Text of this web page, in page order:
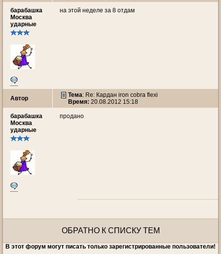
барабашка
Москва
ударные
на этой неделе за 8 отдам
Автор Тема: Re: Кардан iron cobra flexi
Время: 20.08.2012 15:18
барабашка
Москва
ударные
продано
ОБРАТНО К СПИСКУ ТЕМ
В этот форум могут писать только зарегистрированные пользователи!